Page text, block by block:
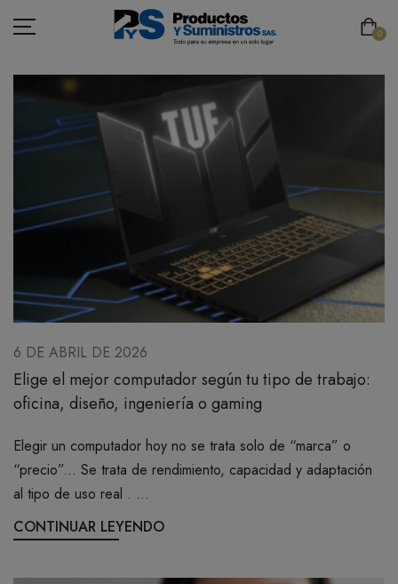
0
ASEO
CAFETERÍA
SEGURIDAD INDUSTRIAL
TECNOLOGÍA
MOBILIARIO
EMBALAJE
MI CUENTA
6 DE ABRIL DE 2026
Elige el mejor computador según tu tipo de trabajo:
oficina, diseño, ingeniería o gaming
Elegir un computador hoy no se trata solo de “marca” o
“precio”... Se trata de rendimiento, capacidad y adaptación
al tipo de uso real . ...
CONTINUAR LEYENDO